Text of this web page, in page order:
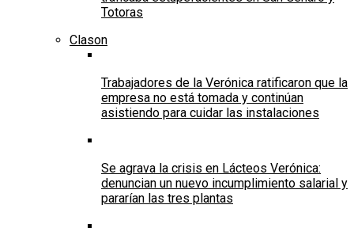
Totoras
Clason
Trabajadores de la Verónica ratificaron que la
empresa no está tomada y continúan
asistiendo para cuidar las instalaciones
Se agrava la crisis en Lácteos Verónica:
denuncian un nuevo incumplimiento salarial y
pararían las tres plantas